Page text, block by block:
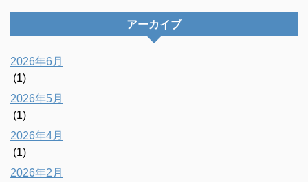
アーカイブ
2026年6月
(1)
2026年5月
(1)
2026年4月
(1)
2026年2月